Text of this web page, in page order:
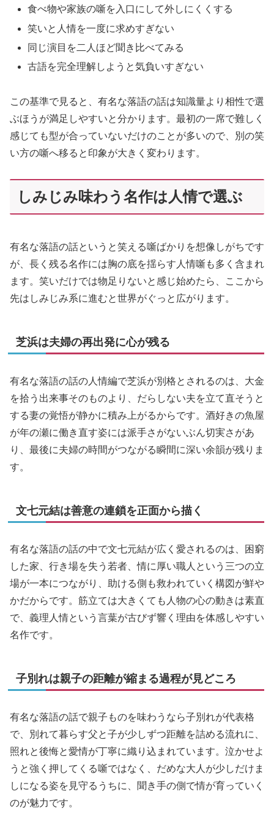
食べ物や家族の噺を入口にして外しにくくする
笑いと人情を一度に求めすぎない
同じ演目を二人ほど聞き比べてみる
古語を完全理解しようと気負いすぎない
この基準で見ると、有名な落語の話は知識量より相性で選
ぶほうが満足しやすいと分かります。最初の一席で難しく
感じても型が合っていないだけのことが多いので、別の笑
い方の噺へ移ると印象が大きく変わります。
しみじみ味わう名作は人情で選ぶ
有名な落語の話というと笑える噺ばかりを想像しがちです
が、長く残る名作には胸の底を揺らす人情噺も多く含まれ
ます。笑いだけでは物足りないと感じ始めたら、ここから
先はしみじみ系に進むと世界がぐっと広がります。
芝浜は夫婦の再出発に心が残る
有名な落語の話の人情編で芝浜が別格とされるのは、大金
を拾う出来事そのものより、だらしない夫を立て直そうと
する妻の覚悟が静かに積み上がるからです。酒好きの魚屋
が年の瀬に働き直す姿には派手さがないぶん切実さがあ
り、最後に夫婦の時間がつながる瞬間に深い余韻が残りま
す。
文七元結は善意の連鎖を正面から描く
有名な落語の話の中で文七元結が広く愛されるのは、困窮
した家、行き場を失う若者、情に厚い職人という三つの立
場が一本につながり、助ける側も救われていく構図が鮮や
かだからです。筋立ては大きくても人物の心の動きは素直
で、義理人情という言葉が古びず響く理由を体感しやすい
名作です。
子別れは親子の距離が縮まる過程が見どころ
有名な落語の話で親子ものを味わうなら子別れが代表格
で、別れて暮らす父と子が少しずつ距離を詰める流れに、
照れと後悔と愛情が丁寧に織り込まれています。泣かせよ
うと強く押してくる噺ではなく、だめな大人が少しだけま
しになる姿を見守るうちに、聞き手の側で情が育っていく
のが魅力です。